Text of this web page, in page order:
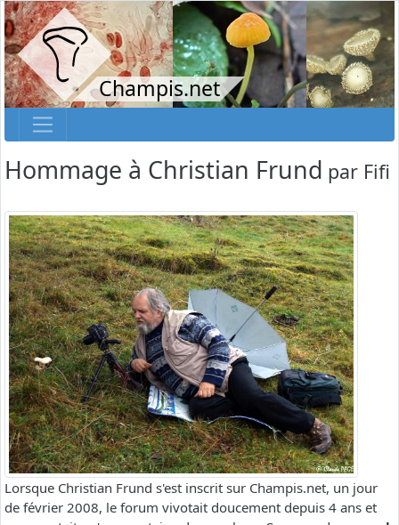
Champis.net
Hommage à Christian Frund par Fifi
Lorsque Christian Frund s'est inscrit sur Champis.net, un jour
de février 2008, le forum vivotait doucement depuis 4 ans et